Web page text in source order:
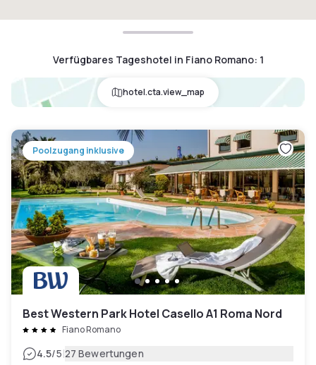
Verfügbares Tageshotel in Fiano Romano: 1
hotel.cta.view_map
Poolzugang inklusive
Best Western Park Hotel Casello A1 Roma Nord
Fiano Romano
4.5/5|27 Bewertungen